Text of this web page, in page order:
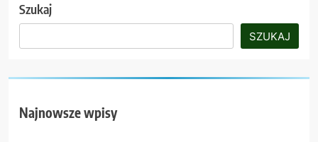
Szukaj
SZUKAJ
Najnowsze wpisy